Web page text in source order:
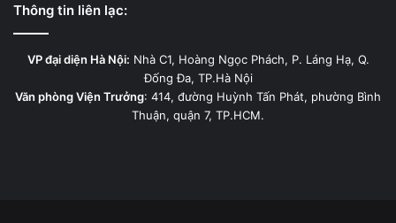
Thông tin liên lạc:
VP đại diện Hà Nội: Nhà C1, Hoàng Ngọc Phách, P. Láng Hạ, Q.
Đống Đa, TP.Hà Nội
Văn phòng Viện Trưởng: 414, đường Huỳnh Tấn Phát, phường Bình
Thuận, quận 7, TP.HCM.